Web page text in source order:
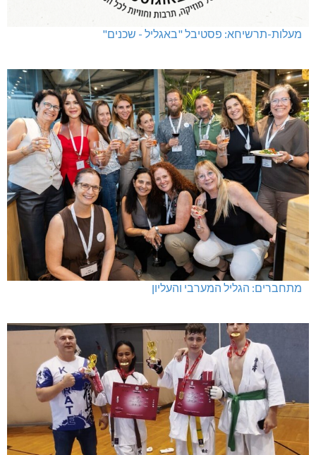
מעלות-תרשיחא: פסטיבל "באגליל - שכנים"
מתחברים: הגליל המערבי והעליון